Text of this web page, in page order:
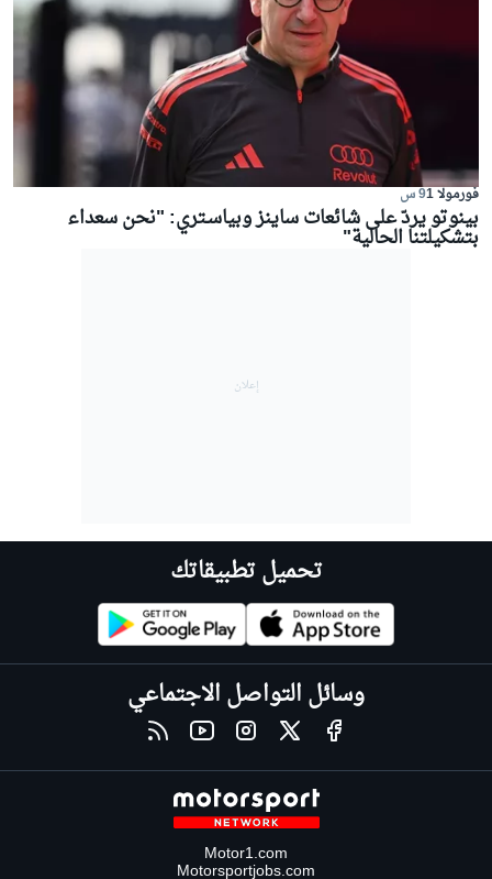
فورمولا 1 9 س
بينوتو يردّ على شائعات ساينز وبياسـتري: "نحن سعداء
بتشكيلتنا الحالية"
تحميل تطبيقاتك
وسائل التواصل الاجتماعي
Motor1.com
Motorsportjobs.com